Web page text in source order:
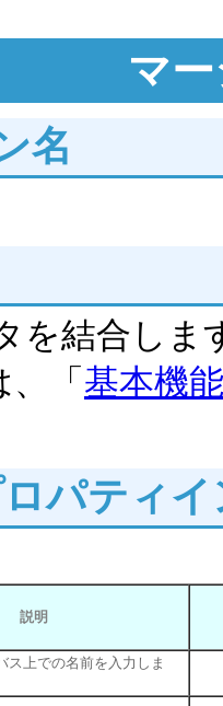
マ
名
を結合しま
「 基本機
パティ
説明
ス上での名前を入力しま